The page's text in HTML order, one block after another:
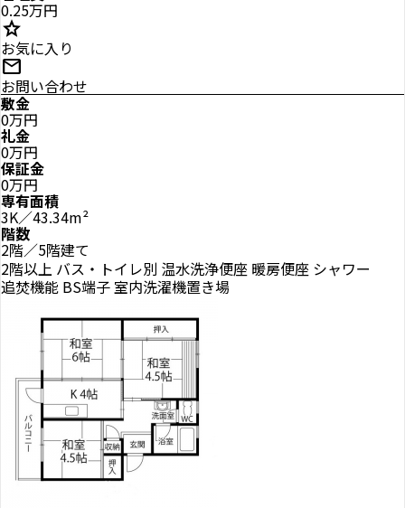
0.25万円
star
お気に入り
mail
お問い合わせ
敷金
0万円
礼金
0万円
保証金
0万円
専有面積
3K／43.34m²
階数
2階／5階建て
2階以上 バス・トイレ別 温水洗浄便座 暖房便座 シャワー
追焚機能 BS端子室内洗濯機置き場